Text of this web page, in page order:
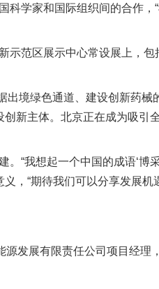
科学家和国际组织间的合作，
范区展示中心常设展上，包
境绿色通道、建设创新药械
新主体。北京正在成为吸引
“我想起一个中国的成语‘博
，“期待我们可以分享发展机
发展有限责任公司项目经理